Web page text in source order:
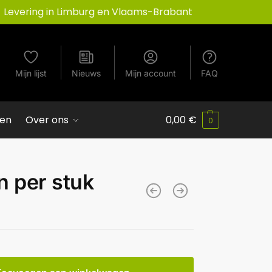
Levering in Limburg en Vlaams-Brabant
Mijn lijst Nieuws Mijn account FAQ
Over ons 0,00 € 0
per stuk